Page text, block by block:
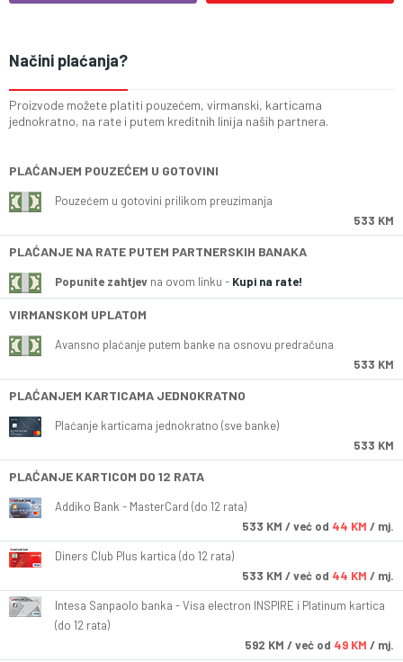
Načini plaćanja?
Proizvode možete platiti pouzećem, virmanski, karticama
jednokratno, na rate i putem kreditnih linija naših partnera.
PLAĆANJEM POUZEĆEM U GOTOVINI
Pouzećem u gotovini prilikom preuzimanja
533 KM
PLAĆANJE NA RATE PUTEM PARTNERSKIH BANAKA
Popunite zahtjev na ovom linku - Kupi na rate!
VIRMANSKOM UPLATOM
Avansno plaćanje putem banke na osnovu predračuna
533 KM
PLAĆANJEM KARTICAMA JEDNOKRATNO
Plaćanje karticama jednokratno (sve banke)
533 KM
PLAĆANJE KARTICOM DO 12 RATA
Addiko Bank - MasterCard (do 12 rata)
533 KM / već od 44 KM / mj.
Diners Club Plus kartica (do 12 rata)
533 KM / već od 44 KM / mj.
Intesa Sanpaolo banka - Visa electron INSPIRE i Platinum kartica
(do 12 rata)
592 KM / već od 49 KM / mj.